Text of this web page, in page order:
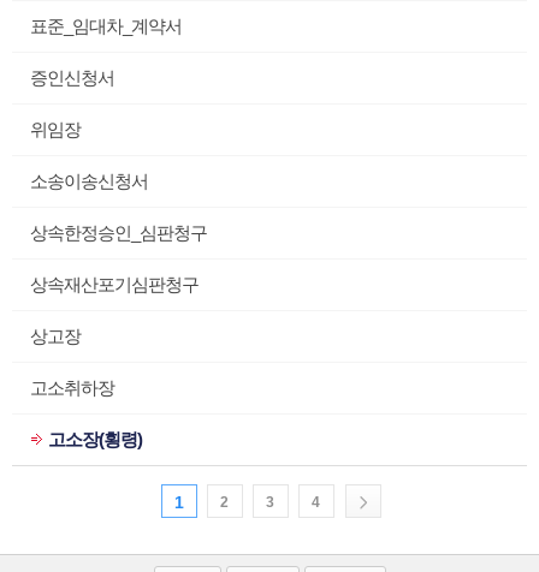
표준_임대차_계약서
증인신청서
위임장
소송이송신청서
상속한정승인_심판청구
상속재산포기심판청구
상고장
고소취하장
고소장(횡령)
1 2 3 4